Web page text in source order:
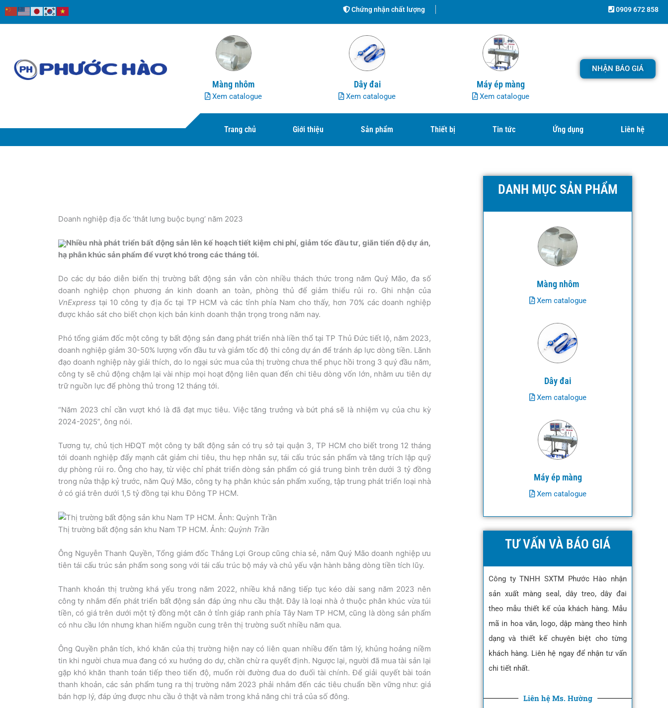
Nhảy
tới
Chứng nhận chất lượng 0909 672 858
Màng nhôm
Xem catalogue
Dây đai
Xem catalogue
Máy ép màng
Xem catalogue
NHẬN BÁO GIÁ
Trang chủ Giới thiệu Sản phẩm Thiết bị Tin tức Ứng dụng Liên hệ
Doanh nghiệp địa ốc ‘thắt lưng buộc bụng’ năm 2023
Nhiều nhà phát triển bất động sản lên kế hoạch tiết kiệm chi phí, giảm tốc đầu tư, giãn tiến độ dự án,
hạ phân khúc sản phẩm để vượt khó trong các tháng tới.
Do các dự báo diễn biến thị trường bất động sản vẫn còn nhiều thách thức trong năm Quý Mão, đa số
doanh nghiệp chọn phương án kinh doanh an toàn, phòng thủ để giảm thiểu rủi ro. Ghi nhận của
VnExpress tại 10 công ty địa ốc tại TP HCM và các tỉnh phía Nam cho thấy, hơn 70% các doanh nghiệp
được khảo sát cho biết chọn kịch bản kinh doanh thận trọng trong năm nay.
Phó tổng giám đốc một công ty bất động sản đang phát triển nhà liền thổ tại TP Thủ Đức tiết lộ, năm 2023,
doanh nghiệp giảm 30-50% lượng vốn đầu tư và giảm tốc độ thi công dự án để tránh áp lực dòng tiền. Lãnh
đạo doanh nghiệp này giải thích, do lo ngại sức mua của thị trường chưa thể phục hồi trong 3 quý đầu năm,
công ty sẽ chủ động chậm lại vài nhịp mọi hoạt động liên quan đến chi tiêu dòng vốn lớn, nhằm ưu tiên dự
trữ nguồn lực để phòng thủ trong 12 tháng tới.
“Năm 2023 chỉ cần vượt khó là đã đạt mục tiêu. Việc tăng trưởng và bứt phá sẽ là nhiệm vụ của chu kỳ
2024-2025”, ông nói.
Tương tự, chủ tịch HĐQT một công ty bất động sản có trụ sở tại quận 3, TP HCM cho biết trong 12 tháng
tới doanh nghiệp đẩy mạnh cắt giảm chi tiêu, thu hẹp nhân sự, tái cấu trúc sản phẩm và tăng trích lập quỹ
dự phòng rủi ro. Ông cho hay, từ việc chỉ phát triển dòng sản phẩm có giá trung bình trên dưới 3 tỷ đồng
trong nửa thập kỷ trước, năm Quý Mão, công ty hạ phân khúc sản phẩm xuống, tập trung phát triển loại nhà
ở có giá trên dưới 1,5 tỷ đồng tại khu Đông TP HCM.
Thị trường bất động sản khu Nam TP HCM. Ảnh: Quỳnh Trần
Ông Nguyễn Thanh Quyền, Tổng giám đốc Thắng Lợi Group cũng chia sẻ, năm Quý Mão doanh nghiệp ưu
tiên tái cấu trúc sản phẩm song song với tái cấu trúc bộ máy và chủ yếu vận hành bằng dòng tiền tích lũy.
Thanh khoản thị trường khá yếu trong năm 2022, nhiều khả năng tiếp tục kéo dài sang năm 2023 nên
công ty nhắm đến phát triển bất động sản đáp ứng nhu cầu thật. Đây là loại nhà ở thuộc phân khúc vừa túi
tiền, có giá trên dưới một tỷ đồng một căn ở tỉnh giáp ranh phía Tây Nam TP HCM, cũng là dòng sản phẩm
có nhu cầu lớn nhưng khan hiếm nguồn cung trên thị trường suốt nhiều năm qua.
Ông Quyền phân tích, khó khăn của thị trường hiện nay có liên quan nhiều đến tâm lý, khủng hoảng niềm
tin khi người chưa mua đang có xu hướng do dự, chần chừ ra quyết định. Ngược lại, người đã mua tài sản lại
gặp khó khăn thanh toán tiếp theo tiến độ, muốn rời đường đua do đuối tài chính. Để giải quyết bài toán
thanh khoản, các sản phẩm tung ra thị trường năm 2023 phải nhắm đến các tiêu chuẩn bền vững như: giá
bán hợp lý, đáp ứng được nhu cầu ở thật và nằm trong khả năng chi trả của số đông.
DANH MỤC SẢN PHẨM
Màng nhôm
Xem catalogue
Dây đai
Xem catalogue
Máy ép màng
Xem catalogue
TƯ VẤN VÀ BÁO GIÁ
Công ty TNHH SXTM Phước Hào nhận
sản xuất màng seal, dây treo, dây đai
theo mẫu thiết kế của khách hàng. Mẫu
mã in hoa văn, logo, dập màng theo hình
dạng và thiết kế chuyên biệt cho từng
khách hàng. Liên hệ ngay để nhận tư vấn
chi tiết nhất.
Liên hệ Ms. Hường